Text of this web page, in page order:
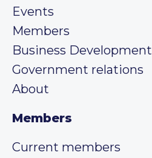
Events
Members
Business Development
Government relations
About
Members
Current members